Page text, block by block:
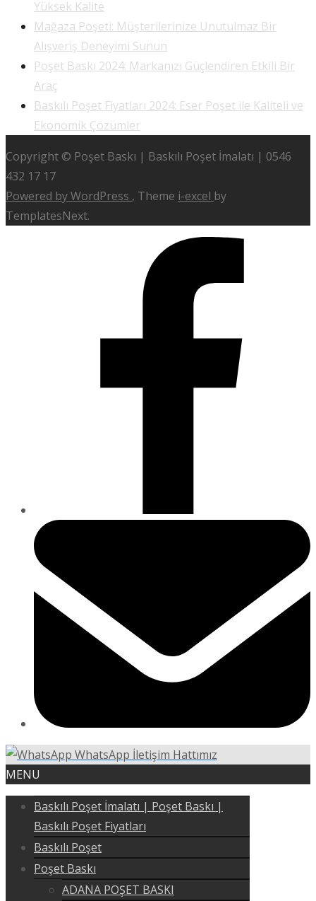
Yüksek Kalite
Mağaza Poşeti: Müşterilerinize Unutulmaz Bir
Alışveriş Deneyimi Sunun
Poşet Baskı 2024: Markanızı Güçlendiren Etkili Bir
Araç
Baskılı Poşet Fiyatları 2024: Eser Poşet ile Kaliteli ve
Ekonomik Çözümler
Copyright © Poşet Baskı | Baskılı Poşet İmalatı | 0546
432 17 17
Powered by WordPress , Theme i-excel by
TemplatesNext.
WhatsApp İletişim Hattımız
MENU
Baskılı Poşet İmalatı | Poşet Baskı |
Baskılı Poşet Fiyatları
Baskılı Poşet
Poşet Baskı
ADANA POŞET BASKI